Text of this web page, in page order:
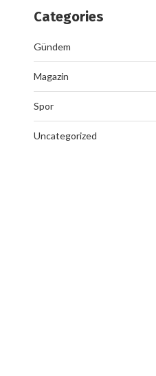
Categories
Gündem
Magazin
Spor
Uncategorized